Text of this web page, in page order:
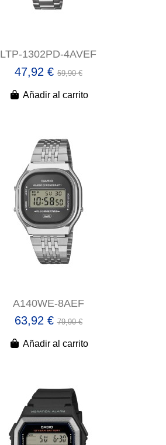
LTP-1302PD-4AVEF
47,92 €59,90 €
Añadir al carrito
A140WE-8AEF
63,92 €79,90 €
Añadir al carrito